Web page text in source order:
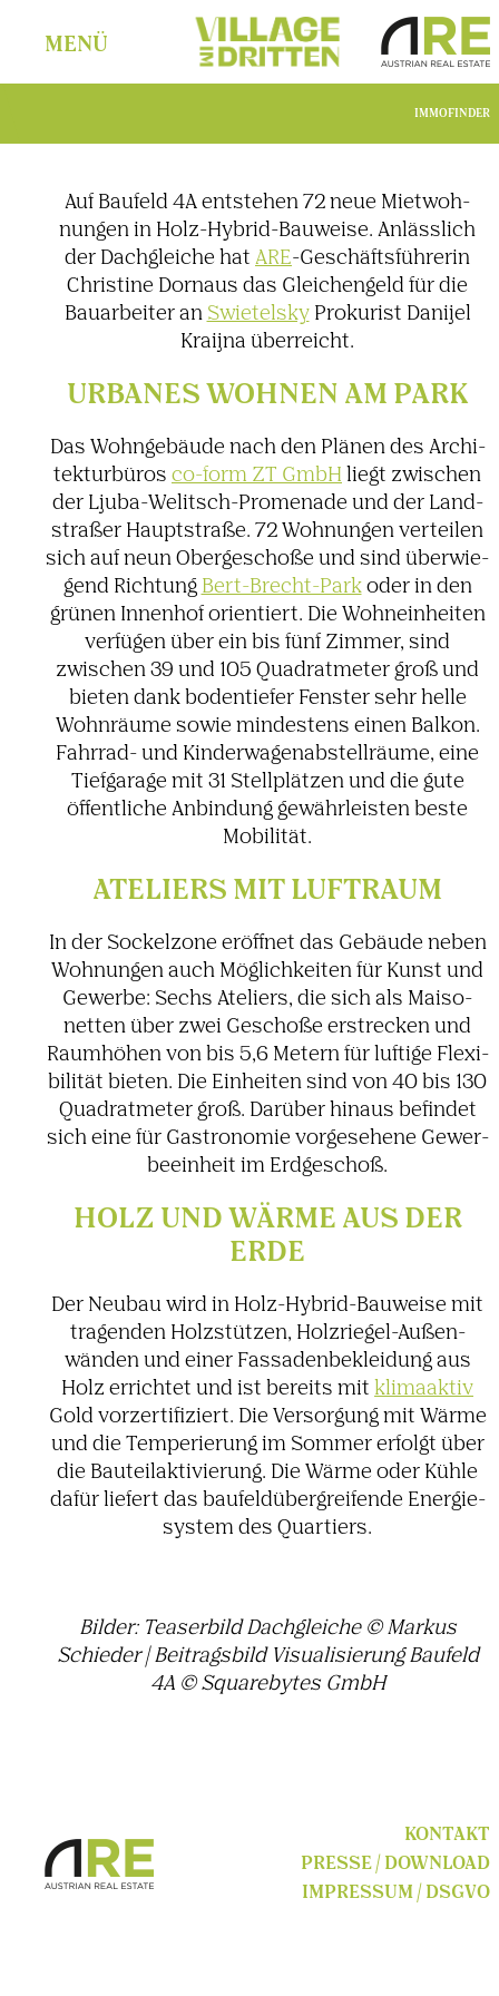
MENÜ
IMMOFINDER
Auf Baufeld 4A entstehen 72 neue Miet­woh­
nungen in Holz-Hybrid-Bauweise. Anläss­lich
der Dach­gleiche hat ARE-Geschäfts­füh­rerin
Chris­tine Dornaus das Glei­chen­geld für die
Bauar­beiter an Swie­telskyProku­rist Danijel
Kraijna über­reicht.
URBANES WOHNEN AM PARK
Das Wohn­ge­bäude nach den Plänen des Archi­
tek­tur­büros co-form ZT GmbH liegt zwischen
der Ljuba-Welitsch-Prome­nade und der Land­
straßer Haupt­straße. 72 Wohnungen verteilen
sich auf neun Ober­ge­schoße und sind über­wie­
gend Rich­tung Bert-Brecht-Parkoder in den
grünen Innenhof orien­tiert. Die Wohn­ein­heiten
verfügen über ein bis fünf Zimmer, sind
zwischen 39 und 105 Quadrat­meter groß und
bieten dank boden­tiefer Fenster sehr helle
Wohn­räume sowie mindes­tens einen Balkon.
Fahrrad- und Kinder­wa­gen­ab­stell­räume, eine
Tief­ga­rage mit 31 Stell­plätzen und die gute
öffent­liche Anbin­dung gewähr­leisten beste
Mobi­lität.
ATELIERS MIT LUFT­RAUM
In der Sockel­zone eröffnet das Gebäude neben
Wohnungen auch Möglich­keiten für Kunst und
Gewerbe: Sechs Ateliers, die sich als Maiso­
netten über zwei Geschoße erstre­cken und
Raum­höhen von bis 5,6 Metern für luftige Flexi­
bi­lität bieten. Die Einheiten sind von 40 bis 130
Quadrat­meter groß. Darüber hinaus befindet
sich eine für Gastro­nomie vorge­se­hene Gewer­
be­ein­heit im Erdge­schoß.
HOLZ UND WÄRME AUS DER
ERDE
Der Neubau wird in Holz-Hybrid-Bauweise mit
tragenden Holz­stützen, Holz­riegel-Außen­
wänden und einer Fassa­den­be­klei­dung aus
Holz errichtet und ist bereits mit klima­aktiv
Gold vorzer­ti­fi­ziert. Die Versor­gung mit Wärme
und die Tempe­rie­rung im Sommer erfolgt über
die Bauteilak­ti­vie­rung. Die Wärme oder Kühle
dafür liefert das baufeld­über­grei­fende Ener­gie­
system des Quar­tiers.
Bilder: Teaser­bild Dach­gleiche © Markus
Schieder | Beitrags­bild Visua­li­sie­rung Baufeld
4A © Squa­re­bytes GmbH
KONTAKT
PRESSE / DOWNLOAD
IMPRESSUM / DSGVO